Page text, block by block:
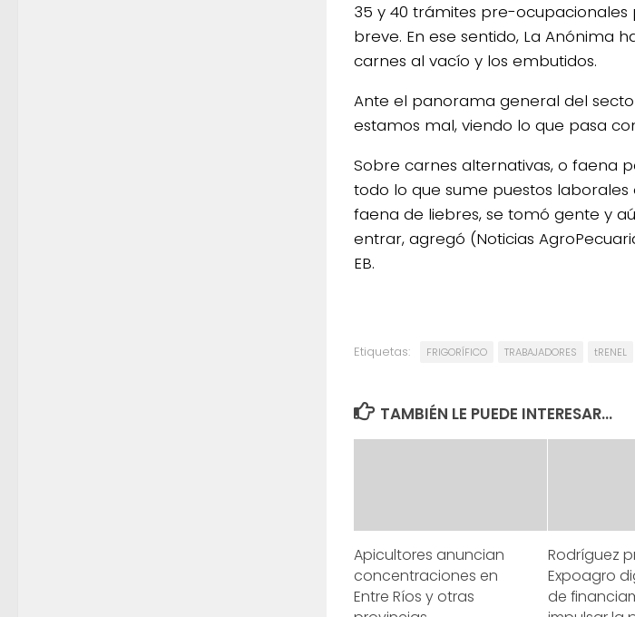
35 y 40 trámites pre-
breve. En ese sentido, La Anónima
carnes al vacío y los embutidos.
Ante el panorama general del
estamos mal, viendo lo que pasa
Sobre carnes alternativas, o faena
todo lo que sume puestos laborales
faena de liebres, se tomó gente y
entrar, agregó (Noticias
EB.
Etiquetas: FRIGORÍFICO TRABAJADORES tRENEL
TAMBIÉN LE PUEDE INTERESAR...
Apicultores anuncian
concentraciones en
Entre Ríos y otras
Rodríguez
Expoagro
de